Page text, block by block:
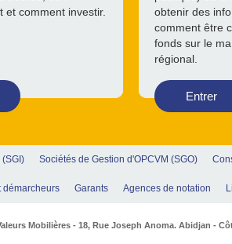
et comment investir.
obtenir des
comment être
fonds sur le
régional.
Entrer
Sociétés de Gestion d'OPCVM (SGO)
démarcheurs Garants Agences de notation
Mobilières - 18, Rue Joseph Anoma. Abidjan -